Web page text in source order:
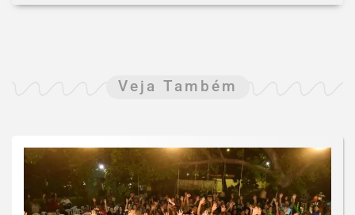
Veja Também